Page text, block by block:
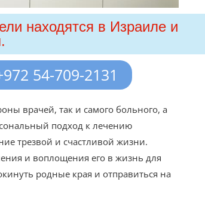
находятся в Израиле и
54-709-2131
врачей, так и самого больного, а
подход к лечению
трезвой и счастливой жизни.
и воплощения его в жизнь для
родные края и отправиться на